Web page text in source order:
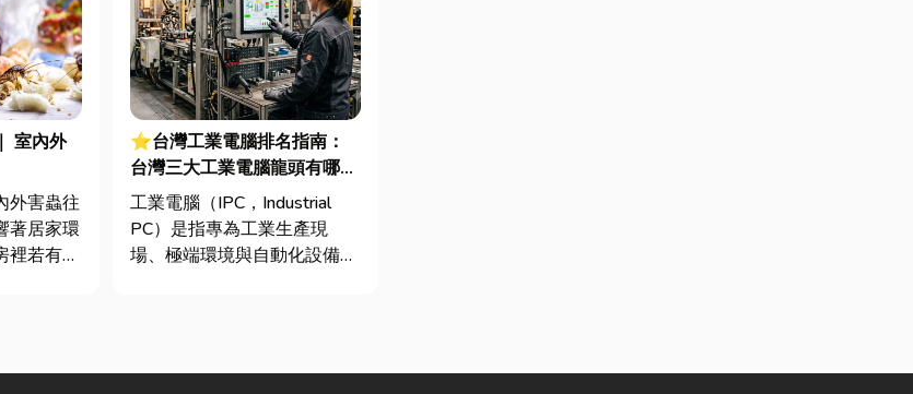
室內外
外害蟲往
著居家環
若有食
⭐台灣工業電腦排名指南：
台灣三大工業電腦龍頭有哪
些？工廠採購與品牌選型全解
析
工業電腦（IPC，Industrial
PC）是指專為工業生產現
場、極端環境與自動化設備所